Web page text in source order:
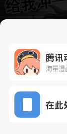
下一话
腾讯
海量
在此